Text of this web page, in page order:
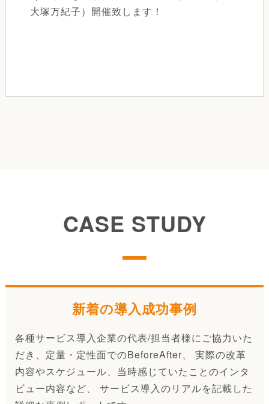
大塚万紀子）開催致します！
CASE STUDY
新着の導入成功事例
各種サービス導入企業の代表/担当者様にご協力いた
だき、定量・定性面でのBeforeAfter、 実際の改革
内容やスケジュール、当時感じていたことのインタ
ビュー内容など、 サービス導入のリアルを記載した